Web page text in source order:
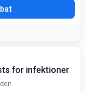
for infektioner